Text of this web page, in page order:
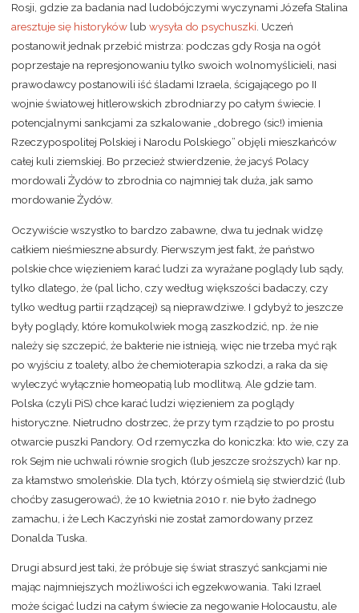
Rosji, gdzie za badania nad ludobójczymi wyczynami Józefa Stalina
aresztuje się historykówlub wysyła do psychuszki . Uczeń
postanowił jednak przebić mistrza: podczas gdy Rosja na ogół
poprzestaje na represjonowaniu tylko swoich wolnomyślicieli, nasi
prawodawcy postanowili iść śladami Izraela, ścigającego po II
wojnie światowej hitlerowskich zbrodniarzy po całym świecie. I
potencjalnymi sankcjami za szkalowanie „dobrego (sic!) imienia
Rzeczypospolitej Polskiej i Narodu Polskiego” objęli mieszkańców
całej kuli ziemskiej. Bo przecież stwierdzenie, że jacyś Polacy
mordowali Żydów to zbrodnia co najmniej tak duża, jak samo
mordowanie Żydów.
Oczywiście wszystko to bardzo zabawne, dwa tu jednak widzę
całkiem nieśmieszne absurdy. Pierwszym jest fakt, że państwo
polskie chce więzieniem karać ludzi za wyrażane poglądy lub sądy,
tylko dlatego, że (pal licho, czy według większości badaczy, czy
tylko według partii rządzącej) są nieprawdziwe. I gdybyż to jeszcze
były poglądy, które komukolwiek mogą zaszkodzić, np. że nie
należy się szczepić, że bakterie nie istnieją, więc nie trzeba myć rąk
po wyjściu z toalety, albo że chemioterapia szkodzi, a raka da się
wyleczyć wyłącznie homeopatią lub modlitwą. Ale gdzie tam.
Polska (czyli PiS) chce karać ludzi więzieniem za poglądy
historyczne. Nietrudno dostrzec, że przy tym rządzie to po prostu
otwarcie puszki Pandory. Od rzemyczka do koniczka: kto wie, czy za
rok Sejm nie uchwali równie srogich (lub jeszcze sroższych) kar np.
za kłamstwo smoleńskie. Dla tych, którzy ośmielą się stwierdzić (lub
choćby zasugerować), że 10 kwietnia 2010 r. nie było żadnego
zamachu, i że Lech Kaczyński nie został zamordowany przez
Donalda Tuska.
Drugi absurd jest taki, że próbuje się świat straszyć sankcjami nie
mając najmniejszych możliwości ich egzekwowania. Taki Izrael
może ścigać ludzi na całym świecie za negowanie Holocaustu, ale